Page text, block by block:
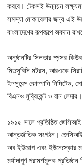
করবে। টেকসই উন্নয়ন
সমস্যা মোকাবেলার জন্য এই
বাংলাদেশের রূপকল্পে অবদান
অনুষ্ঠানটির সিলভার স্পন্সর
মিতসুবিসি মটরস, আরএকে
ইনসুরেন্স কোম্পানি লিমিটেড,
বিএনও লুব্রিকেন্ট ও রান লেদার।
১৯১৫ সালে প্রতিষ্ঠিত
আন্তর্জাতিক সংগঠন। জেসিআই
অব ইউরোপ এবং ইউনেস্কোর
মর্যাদাপূর্ণ পরামর্শমূলক